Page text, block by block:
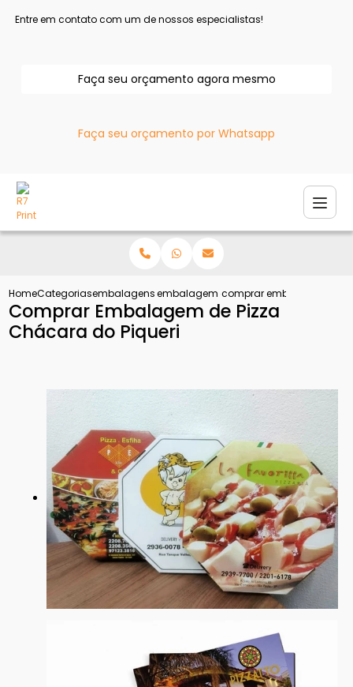
Entre em contato com um de nossos especialistas!
Faça seu orçamento agora mesmo
Faça seu orçamento por Whatsapp
HomeCategoriasembalagens para pizzaembalagem caixa de pizza
comprar embalagem de
Comprar Embalagem de Pizza
Chácara do Piqueri